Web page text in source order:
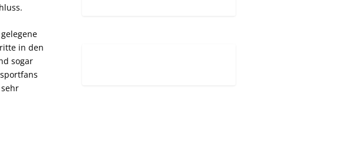
in den
sogar